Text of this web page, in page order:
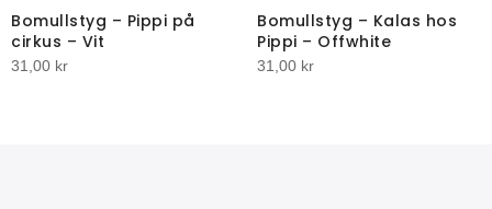
Bomullstyg – Pippi på
cirkus – Vit
31,00 kr
Bomullstyg – Kalas hos
Pippi – Offwhite
31,00 kr